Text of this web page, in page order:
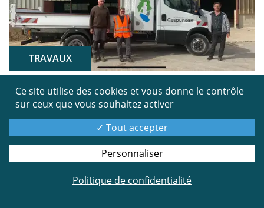
TRAVAUX
Après 18 années de bons et loyaux services, le conseil
Municipal a décidé de remplacer notre vieux camion
par une nouvelle génération afin d'assurer une
meilleure sécurité et mobilité à notre service
Ce site utilise des cookies et vous donne le contrôle
sur ceux que vous souhaitez activer
Tout accepter
Personnaliser
Politique de confidentialité